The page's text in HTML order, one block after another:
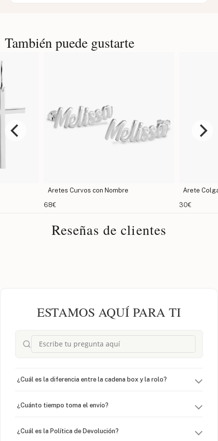
También puede gustarte
Aretes Curvos con Nombre
68€
Arete
30€
Reseñas de clientes
ESTAMOS AQUÍ PARA TI
¿Cuál es la diferencia entre la cadena box y la rolo?
¿Cuánto tiempo toma el envío?
¿Cuál es la Política de Devolución?